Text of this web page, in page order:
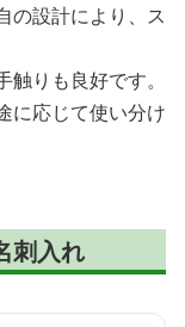
の設計により、ス
りも良好です。
に応じて使い分け
刺入れ